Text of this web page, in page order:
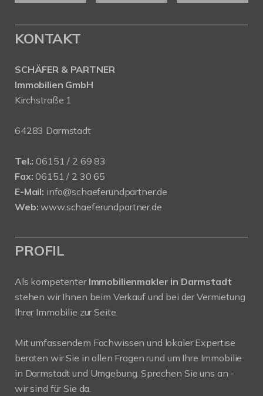
KONTAKT
SCHÄFER & PARTNER
Immobilien GmbH
Kirchstraße 1
64283 Darmstadt
Tel.: 06151 / 2 69 83
Fax: 06151 / 2 30 65
E-Mail: info@schaeferundpartner.de
Web: www.schaeferundpartner.de
PROFIL
Als kompetenter Immobilienmakler in Darmstadt
stehen wir Ihnen beim Verkauf und bei der Vermietung
Ihrer Immobilie zur Seite.
Mit umfassendem Fachwissen und lokaler Expertise
beraten wir Sie in allen Fragen rund um Ihre Immobilie
in Darmstadt und Umgebung. Sprechen Sie uns an -
wir sind für Sie da.